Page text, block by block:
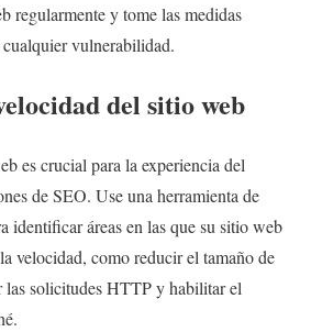
regularmente y tome las medidas
vulnerabilidad.
del sitio web
es crucial para la experiencia del
de SEO. Use una herramienta de
identificar áreas en las que su sitio web
velocidad, como reducir el tamaño de
las solicitudes HTTP y habilitar el